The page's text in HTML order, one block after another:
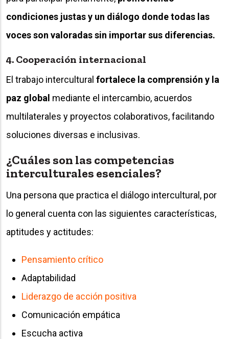
condiciones justas y un diálogo donde todas las
voces son valoradas sin importar sus diferencias.
4. Cooperación internacional
El trabajo intercultural fortalece la comprensión y la
paz global mediante el intercambio, acuerdos
multilaterales y proyectos colaborativos, facilitando
soluciones diversas e inclusivas.
¿Cuáles son las competencias
interculturales esenciales?
Una persona que practica el diálogo intercultural, por
lo general cuenta con las siguientes características,
aptitudes y actitudes:
Pensamiento crítico
Adaptabilidad
Liderazgo de acción positiva
Comunicación empática
Escucha activa